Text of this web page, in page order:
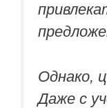
Однако,
Даже с